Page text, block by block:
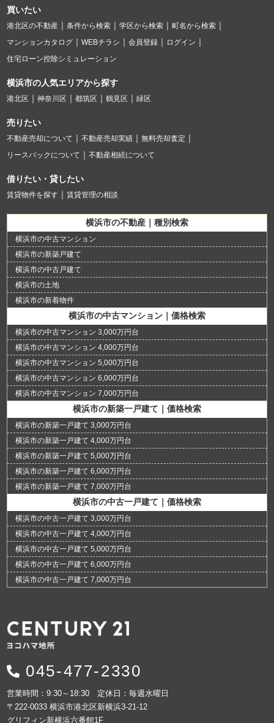
買いたい
港北区の不動産 条件から検索 学区から検索
町名から検索
マンションカタログ
WEBチラシ 会員登録
ログイン
住宅ローン控除シミュレーション
横浜市の人気エリアから探す
港北区 神奈川区 都筑区 鶴見区 緑区
売りたい
不動産売却について 不動産売却実績
無料売却査定
リースバックについて
不動産相続について
借りたい・貸したい
賃貸物件を探す 賃貸管理の相談
横浜市の不動産｜種別検索
横浜市の中古マンション
横浜市の新築戸建て
横浜市の中古戸建て
横浜市の土地
横浜市の新着物件
横浜市の中古マンション｜価格検索
横浜市の中古マンション 3,000万円台
横浜市の中古マンション 4,000万円台
横浜市の中古マンション 5,000万円台
横浜市の中古マンション 6,000万円台
横浜市の中古マンション 7,000万円台
横浜市の新築一戸建て｜価格検索
横浜市の新築一戸建て 3,000万円台
横浜市の新築一戸建て 4,000万円台
横浜市の新築一戸建て 5,000万円台
横浜市の新築一戸建て 6,000万円台
横浜市の新築一戸建て 7,000万円台
横浜市の中古一戸建て｜価格検索
横浜市の中古一戸建て 3,000万円台
横浜市の中古一戸建て 4,000万円台
横浜市の中古一戸建て 5,000万円台
横浜市の中古一戸建て 6,000万円台
横浜市の中古一戸建て 7,000万円台
045-477-2330
営業時間：9:30～18:30 定休日：毎週水曜日
〒222-0033 横浜市港北区新横浜3-21-12
グリフィン新横浜六番館1F